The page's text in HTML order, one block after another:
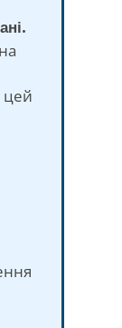
цей